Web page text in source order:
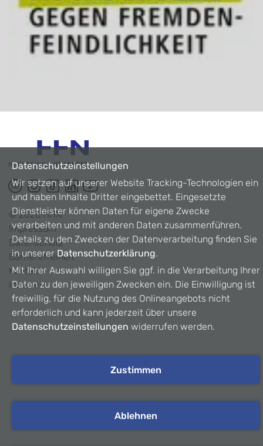
©2026HHN
Impressum
Datenschutz
Barrierefreiheit
Kontakt
Intranet
Datenschutzeinstellungen
Wir setzen auf unserer Website Tracking-Technologien ein
und haben Inhalte Dritter eingebettet. Eingesetzte
Dienstleister können Daten für eigene Zwecke
verarbeiten und mit anderen Daten zusammenführen.
Details zu den Zwecken der Datenverarbeitung finden Sie
in unsererDatenschutzerklärung.
Mit Ihrer Auswahl willigen Sie ggf. in die Verarbeitung Ihrer
Daten zu den jeweiligen Zwecken ein. Die Einwilligung ist
freiwillig, für die Nutzung des Onlineangebots nicht
erforderlich und kann jederzeit über unsere
Datenschutzeinstellungen widerrufen werden.
Zustimmen
Ablehnen